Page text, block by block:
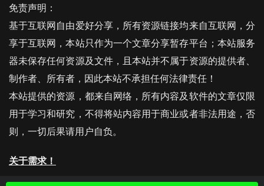
免责声明：
基于互联网自由爱好分享，所有资源链接均来自互联网，分
享于互联网，本站只作为一个文章分享暂存平台；本站服务
器未保存任何资源及文件，且本站并不属于资源的提供者、
制作者、所有者，因此本站不承担任何法律责任！
本站提供的资源，都来自网络，所有内容及软件的文章仅限
用于学习和研究，不得将站内容用于商业或者非法用途，否
则，一切后果请用户自负。
关于需求！